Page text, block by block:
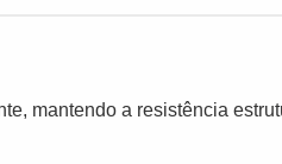
mantendo a resistência